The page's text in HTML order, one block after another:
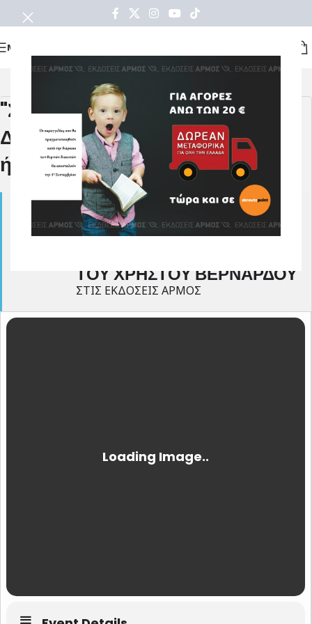
ΜΕΝΟΥ
"Συμβουλές για Αναίμακτα
Διαζύγια & Σαν Φως από τον
ήλιο" του Χρήστου Βερνάρδου
02"ΣΥΜΒΟΥΛΕΣ ΓΙΑ
ΑΝΑΙΜΑΚΤΑ ΔΙΑΖΥΓΙΑ &
ΤΟΥ ΧΡΗΣΤΟΥ ΒΕΡΝΑΡΔΟΥ
ΣΤΙΣ ΕΚΔΟΣΕΙΣ ΑΡΜΟΣ